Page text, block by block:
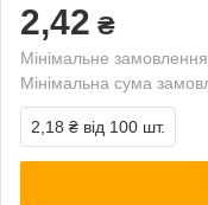
2,42 ₴
Мінімальне
Мінімальна сума
2,18 ₴ від 100 шт.